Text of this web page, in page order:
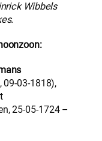
Wibbels
09-03-1818),
25-05-1724 –